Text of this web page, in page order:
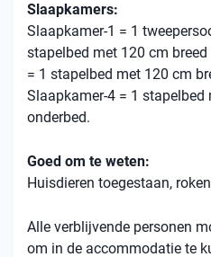
Slaapkamers:
Slaapkamer-1 = 1
stapelbed met 120 cm
= 1 stapelbed met 120 cm
Slaapkamer-4 = 1 stapelbed
onderbed.
Goed om te weten:
Huisdieren toegestaan,
Alle verblijvende personen
om in de accommodatie te